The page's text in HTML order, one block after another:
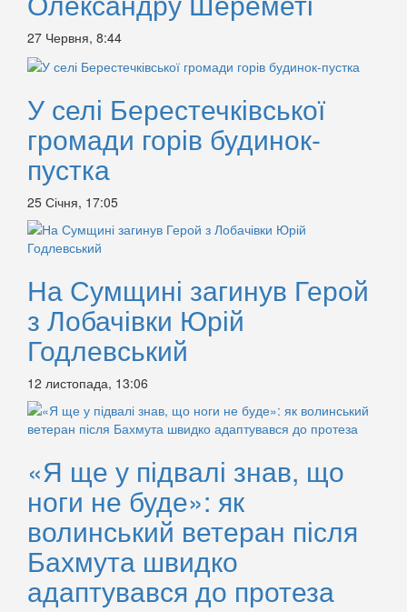
27 Червня, 8:44
У селі Берестечківської
громади горів будинок-
пустка
25 Січня, 17:05
На Сумщині загинув Герой
з Лобачівки Юрій
Годлевський
12 листопада, 13:06
«Я ще у підвалі знав, що
ноги не буде»: як
волинський ветеран після
Бахмута швидко
адаптувався до протеза